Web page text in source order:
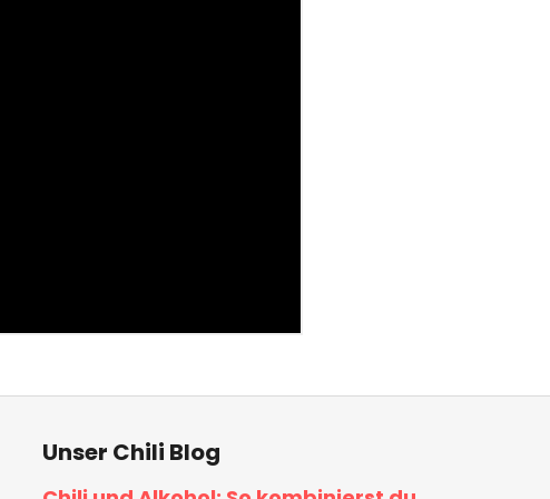
Unser Chili Blog